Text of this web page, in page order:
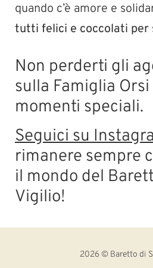
quando c’è amore e
tutti felici e coccolati per
Non perderti gli
sulla Famiglia Orsi
momenti speciali.
Seguici su
rimanere sempre
il mondo del
Vigilio!
2026 © Baretto di